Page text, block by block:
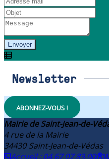
Envoyer
Newsletter
ABONNEZ-VOUS !
Mairie de Saint-Jean-de-
4 rue de la Mairie
34430 Saint-Jean-de-Védas
Accueil : 04 67 07 83 00